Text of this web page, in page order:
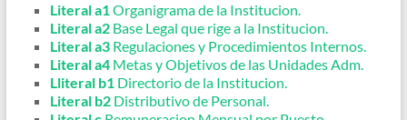
Literal a1Organigrama de la Institucion.
Literal a2 Base Legal que rige a la Institucion.
Literal a3 Regulaciones y Procedimientos Internos.
Literal a4 Metas y Objetivos de las Unidades Adm.
Lliteral b1 Directorio de la Institucion.
Literal b2 Distributivo de Personal.